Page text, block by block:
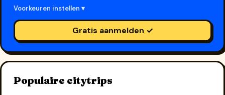
Voorkeuren instellen ▾
Gratis aanmelden ✓
Populaire citytrips